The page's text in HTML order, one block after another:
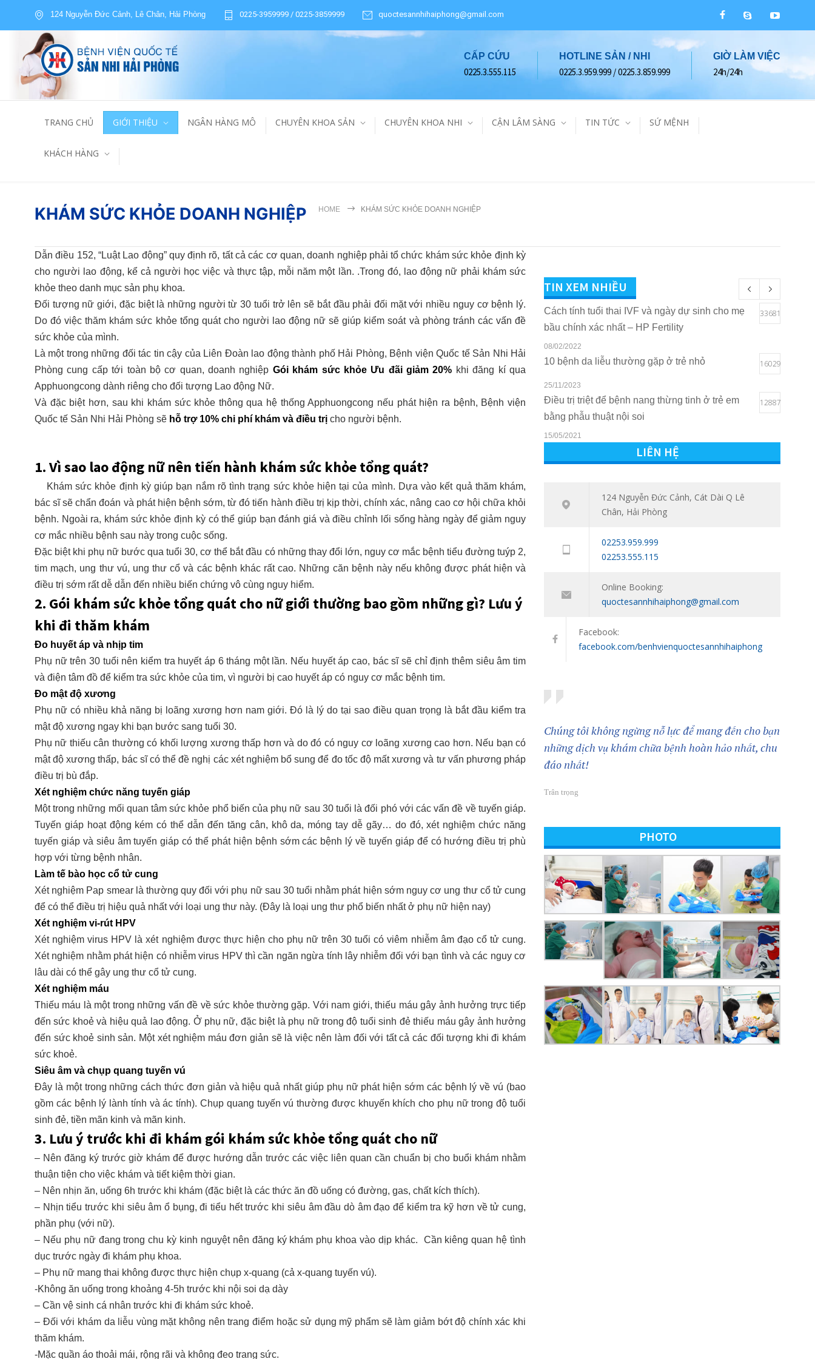
124 Nguyễn Đức Cảnh, Lê Chân, Hải Phòng 0225-3959999 / 0225-3859999 quoctesannhihaiphong@gmail.com
CẤP CỨU
0225.3.555.115
HOTLINE SẢN / NHI
0225.3.959.999 / 0225.3.859.999
GIỜ LÀM VIỆC
24h/24h
TRANG CHỦ GIỚI THIỆU NGÂN HÀNG MÔ CHUYÊN KHOA SẢN CHUYÊN KHOA NHI CẬN LÂM SÀNG TIN TỨC SỨ MỆNH
KHÁCH HÀNG
KHÁM SỨC KHỎE DOANH NGHIỆP HOME KHÁM SỨC KHỎE DOANH NGHIỆP
Dẫn điều 152, “Luật Lao động” quy định rõ, tất cả các cơ quan, doanh nghiệp phải tổ chức khám sức khỏe định kỳ
cho người lao động, kể cả người học việc và thực tập, mỗi năm một lần. .Trong đó, lao động nữ phải khám sức
khỏe theo danh mục sản phụ khoa.
Đối tượng nữ giới, đặc biệt là những người từ 30 tuổi trở lên sẽ bắt đầu phải đối mặt với nhiều nguy cơ bệnh lý.
Do đó việc thăm khám sức khỏe tổng quát cho người lao động nữ sẽ giúp kiểm soát và phòng tránh các vấn đề
sức khỏe của mình.
Là một trong những đối tác tin cậy của Liên Đoàn lao động thành phố Hải Phòng, Bệnh viện Quốc tế Sản Nhi Hải
Phòng cung cấp tới toàn bộ cơ quan, doanh nghiệp Gói khám sức khỏe Ưu đãi giảm 20% khi đăng kí qua
Apphuongcong dành riêng cho đối tượng Lao động Nữ.
Và đặc biệt hơn, sau khi khám sức khỏe thông qua hệ thống Apphuongcong nếu phát hiện ra bệnh, Bệnh viện
Quốc tế Sản Nhi Hải Phòng sẽ hỗ trợ 10% chi phí khám và điều trị cho người bệnh.
1. Vì sao lao động nữ nên tiến hành khám sức khỏe tổng quát?
Khám sức khỏe định kỳ giúp bạn nắm rõ tình trạng sức khỏe hiện tại của mình. Dựa vào kết quả thăm khám,
bác sĩ sẽ chẩn đoán và phát hiện bệnh sớm, từ đó tiến hành điều trị kịp thời, chính xác, nâng cao cơ hội chữa khỏi
bệnh. Ngoài ra, khám sức khỏe định kỳ có thể giúp bạn đánh giá và điều chỉnh lối sống hàng ngày để giảm nguy
cơ mắc nhiều bệnh sau này trong cuộc sống.
Đặc biệt khi phụ nữ bước qua tuổi 30, cơ thể bắt đầu có những thay đổi lớn, nguy cơ mắc bệnh tiểu đường tuýp 2,
tim mạch, ung thư vú, ung thư cổ và các bệnh khác rất cao. Những căn bệnh này nếu không được phát hiện và
điều trị sớm rất dễ dẫn đến nhiều biến chứng vô cùng nguy hiểm.
2. Gói khám sức khỏe tổng quát cho nữ giới thường bao gồm những gì? Lưu ý
khi đi thăm khám
Đo huyết áp và nhịp tim
Phụ nữ trên 30 tuổi nên kiểm tra huyết áp 6 tháng một lần. Nếu huyết áp cao, bác sĩ sẽ chỉ định thêm siêu âm tim
và điện tâm đồ để kiểm tra sức khỏe của tim, vì người bị cao huyết áp có nguy cơ mắc bệnh tim.
Đo mật độ xương
Phụ nữ có nhiều khả năng bị loãng xương hơn nam giới. Đó là lý do tại sao điều quan trọng là bắt đầu kiểm tra
mật độ xương ngay khi bạn bước sang tuổi 30.
Phụ nữ thiếu cân thường có khối lượng xương thấp hơn và do đó có nguy cơ loãng xương cao hơn. Nếu bạn có
mật độ xương thấp, bác sĩ có thể đề nghị các xét nghiệm bổ sung để đo tốc độ mất xương và tư vấn phương pháp
điều trị bù đắp.
Xét nghiệm chức năng tuyến giáp
Một trong những mối quan tâm sức khỏe phổ biến của phụ nữ sau 30 tuổi là đối phó với các vấn đề về tuyến giáp.
Tuyến giáp hoạt động kém có thể dẫn đến tăng cân, khô da, móng tay dễ gãy… do đó, xét nghiệm chức năng
tuyến giáp và siêu âm tuyến giáp có thể phát hiện bệnh sớm các bệnh lý về tuyến giáp để có hướng điều trị phù
hợp với từng bệnh nhân.
Làm tế bào học cổ tử cung
Xét nghiệm Pap smear là thường quy đối với phụ nữ sau 30 tuổi nhằm phát hiện sớm nguy cơ ung thư cổ tử cung
để có thể điều trị hiệu quả nhất với loại ung thư này. (Đây là loại ung thư phổ biến nhất ở phụ nữ hiện nay)
Xét nghiệm vi-rút HPV
Xét nghiệm virus HPV là xét nghiệm được thực hiện cho phụ nữ trên 30 tuổi có viêm nhiễm âm đạo cổ tử cung.
Xét nghiệm nhằm phát hiện có nhiễm virus HPV thì cần ngăn ngừa tính lây nhiễm đối với bạn tình và các nguy cơ
lâu dài có thể gây ung thư cổ tử cung.
Xét nghiệm máu
Thiếu máu là một trong những vấn đề về sức khỏe thường gặp. Với nam giới, thiếu máu gây ảnh hưởng trực tiếp
đến sức khoẻ và hiệu quả lao động. Ở phụ nữ, đặc biệt là phụ nữ trong độ tuổi sinh đẻ thiếu máu gây ảnh hưởng
đến sức khoẻ sinh sản. Một xét nghiệm máu đơn giản sẽ là việc nên làm đối với tất cả các đối tượng khi đi khám
sức khoẻ.
Siêu âm và chụp quang tuyến vú
Đây là một trong những cách thức đơn giản và hiệu quả nhất giúp phụ nữ phát hiện sớm các bệnh lý về vú (bao
gồm các bệnh lý lành tính và ác tính). Chụp quang tuyến vú thường được khuyến khích cho phụ nữ trong độ tuổi
sinh đẻ, tiền mãn kinh và mãn kinh.
3. Lưu ý trước khi đi khám gói khám sức khỏe tổng quát cho nữ
– Nên đăng ký trước giờ khám để được hướng dẫn trước các việc liên quan cần chuẩn bị cho buổi khám nhằm
thuận tiện cho việc khám và tiết kiệm thời gian.
– Nên nhịn ăn, uống 6h trước khi khám (đặc biệt là các thức ăn đồ uống có đường, gas, chất kích thích).
– Nhịn tiểu trước khi siêu âm ổ bụng, đi tiểu hết trước khi siêu âm đầu dò âm đạo để kiểm tra kỹ hơn về tử cung,
phần phụ (với nữ).
– Nếu phụ nữ đang trong chu kỳ kinh nguyệt nên đăng ký khám phụ khoa vào dịp khác. Cần kiêng quan hệ tình
dục trước ngày đi khám phụ khoa.
– Phụ nữ mang thai không được thực hiện chụp x-quang (cả x-quang tuyến vú).
-Không ăn uống trong khoảng 4-5h trước khi nội soi dạ dày
– Cần vệ sinh cá nhân trước khi đi khám sức khoẻ.
– Đối với khám da liễu vùng mặt không nên trang điểm hoặc sử dụng mỹ phẩm sẽ làm giảm bớt độ chính xác khi
thăm khám.
-Mặc quần áo thoải mái, rộng rãi và không đeo trang sức.
TIN XEM NHIỀU
Cách tính tuổi thai IVF và ngày dự sinh cho mẹ
bầu chính xác nhất – HP Fertility
33681
08/02/2022
10 bệnh da liễu thường gặp ở trẻ nhỏ 16029
25/11/2023
Điều trị triệt để bệnh nang thừng tinh ở trẻ em
bằng phẫu thuật nội soi
12887
15/05/2021
Quyền lợi của trẻ em khi sở hữu thẻ BHYT tại
Bệnh viện Quốc tế Sản Nhi Hải Phòng
Tham vấn – Trị liệu tâm lý trẻ em và trẻ vị thành
niên: Đồng hành cùng con vượt qua giai đoạn
11/01/2024
LIÊN HỆ
124 Nguyễn Đức Cảnh, Cát Dài Q Lê
Chân, Hải Phòng
02253.959.999
02253.555.115
Online Booking:
quoctesannhihaiphong@gmail.com
Facebook:
facebook.com/benhvienquoctesannhihaiphong
Chúng tôi không ngừng nỗ lực để mang đến cho bạn
những dịch vụ khám chữa bệnh hoàn hảo nhất, chu
đáo nhất!
Trân trọng
PHOTO